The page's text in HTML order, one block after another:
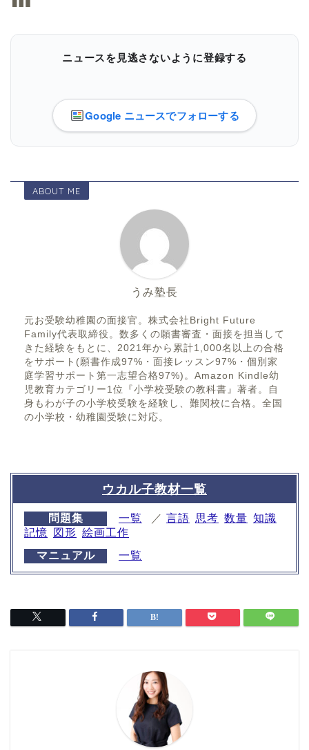
ニュースを見逃さないように登録する
Google ニュースでフォローする
ABOUT ME
うみ塾長
元お受験幼稚園の面接官。株式会社Bright Future
Family代表取締役。数多くの願書審査・面接を担当して
きた経験をもとに、2021年から累計1,000名以上の合格
をサポート(願書作成97%・面接レッスン97%・個別家
庭学習サポート第一志望合格97%)。Amazon Kindle幼
児教育カテゴリー1位『小学校受験の教科書』著者。自
身もわが子の小学校受験を経験し、難関校に合格。全国
の小学校・幼稚園受験に対応。
ウカル子教材一覧
問題集 一覧 ／ 言語 思考 数量 知識
記憶
図形 絵画工作
マニュアル
一覧